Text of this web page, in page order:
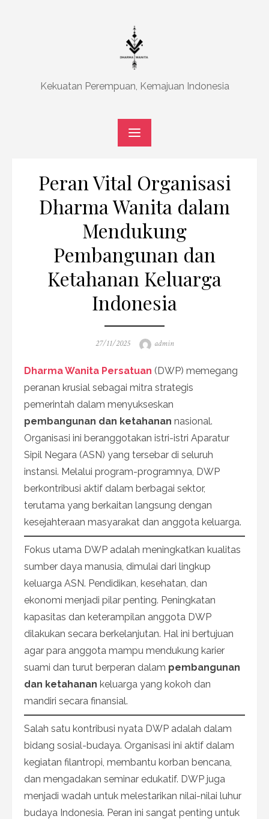
Kekuatan Perempuan, Kemajuan Indonesia
Peran Vital Organisasi
Dharma Wanita dalam
Mendukung
Pembangunan dan
Ketahanan Keluarga
Indonesia
Posted
27/11/2025 Author
admin
Dharma Wanita Persatuan (DWP) memegang
peranan krusial sebagai mitra strategis
pemerintah dalam menyukseskan
pembangunan dan ketahanan nasional.
Organisasi ini beranggotakan istri-istri Aparatur
Sipil Negara (ASN) yang tersebar di seluruh
instansi. Melalui program-programnya, DWP
berkontribusi aktif dalam berbagai sektor,
terutama yang berkaitan langsung dengan
kesejahteraan masyarakat dan anggota keluarga.
Fokus utama DWP adalah meningkatkan kualitas
sumber daya manusia, dimulai dari lingkup
keluarga ASN. Pendidikan, kesehatan, dan
ekonomi menjadi pilar penting. Peningkatan
kapasitas dan keterampilan anggota DWP
dilakukan secara berkelanjutan. Hal ini bertujuan
agar para anggota mampu mendukung karier
suami dan turut berperan dalam pembangunan
dan ketahanan keluarga yang kokoh dan
mandiri secara finansial.
Salah satu kontribusi nyata DWP adalah dalam
bidang sosial-budaya. Organisasi ini aktif dalam
kegiatan filantropi, membantu korban bencana,
dan mengadakan seminar edukatif. DWP juga
menjadi wadah untuk melestarikan nilai-nilai luhur
budaya Indonesia. Peran ini sangat penting untuk